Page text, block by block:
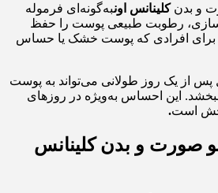
و بدنکلینانس اونبه‌گونه‌ای فرموله
رطوبت طبیعی پوست را حفظ
برای افرادی که پوست خشک یا حساس
پس از یک روز طولانی می‌تواند به پوست
این احساس به‌ویژه در روزهای
است.
و بدن کلینانس